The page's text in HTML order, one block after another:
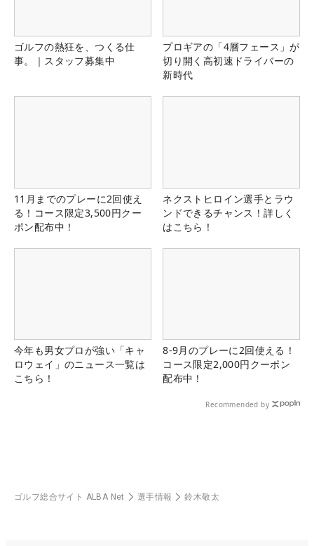
ゴルフの熱狂を、つくる仕
事。｜スタッフ募集中
プロギアの「4層フェース」が
切り開く高初速ドライバーの
新時代
11月までのプレーに2回使え
る！コース限定3,500円クー
ポン配布中！
ネクストヒロイン選手とラウ
ンドできるチャンス！詳しく
はこちら！
今年も男女プロが強い「キャ
ロウェイ」のニュース一覧は
こちら！
8-9月のプレーに2回使える！
コース限定2,000円クーポン
配布中！
Recommended by
ゴルフ総合サイト ALBA Net 選手情報 鈴木敬太